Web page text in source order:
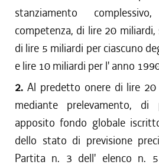
stanziamento
competenza, di lire 20
di lire 5 miliardi per ciascuno
e lire 10 miliardi per l' anno
2. Al predetto onere di lire
mediante prelevamento,
apposito fondo globale
dello stato di previsione
Partita n. 3 dell' elenco n.